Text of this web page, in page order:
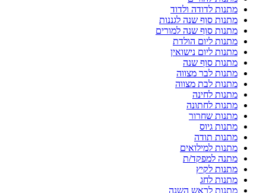
מתנות לדודה ולדוד
מתנות סוף שנה לגננות
מתנות סוף שנה למורים
מתנות ליום הולדת
מתנות ליום נישואין
מתנות סוף שנה
מתנות לבר מצווה
מתנות לבת מצווה
מתנות לחינה
מתנות לחתונה
מתנות שחרור
מתנות גיוס
מתנות תודה
מתנות למילואים
מתנה למפקד/ת
מתנות לקיץ
מתנות לחג
מתנות לראש השנה